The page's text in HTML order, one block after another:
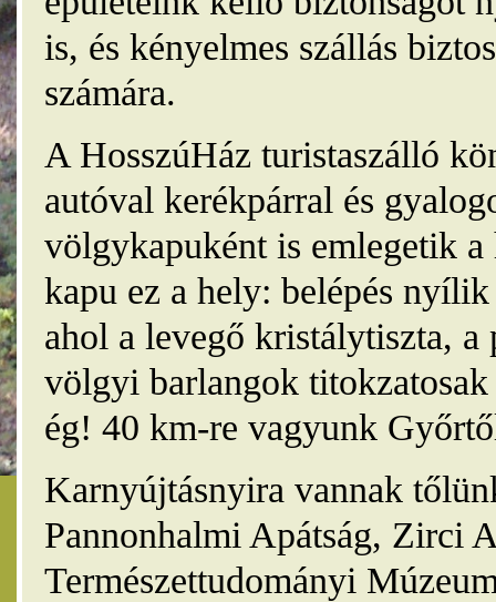
is, és kényelmes szállás
számára.
A HosszúHáz turistaszálló
autóval kerékpárral és
völgykapuként is emlegetik
kapu ez a hely: belépés
ahol a levegő kristálytiszta, a
völgyi barlangok
ég! 40 km-re vagyunk
Karnyújtásnyira vannak
Pannonhalmi Apátság, Zirci
Természettudományi